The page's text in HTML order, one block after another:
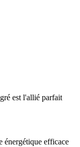
est l'allié parfait
énergétique efficace